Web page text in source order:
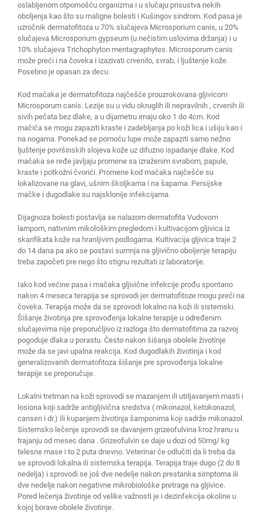
oslabljenom otpornošću organizma i u slučaju prisustva nekih
oboljenja kao što su maligne bolesti i Kušingov sindrom. Kod pasa je
uzročnik dermatofitoza u 70% slučajeva Microsporium canis, u 20%
slučajeva Microsporium gypseum (u nečistim uslovima držanja) i u
10% slučajeva Trichophyton mentagraphytes. Microsporum canis
može preći i na čoveka i izazivati crvenilo, svrab, i ljuštenje kože.
Posebno je opasan za decu.
Kod mačaka je dermatofitoza najčešće prouzrokovana gljivicom
Microsporum canis. Lezije su u vidu okruglih ili nepravilnih , crvenih ili
sivih pečata bez dlake, a u dijametru imaju oko 1 do 4cm. Kod
mačića se mogu zapaziti kraste i zadebljanja po koži lica i ušiju kao i
na nogama. Ponekad se pomoću lupe može zapaziti samo nežno
ljuštenje površinskih slojeva kože uz difuzno ispadanje dlake. Kod
mačaka se ređe javljaju promene sa izraženim svrabom, papule,
kraste i potkožni čvorići. Promene kod mačaka najčešće su
lokalizovane na glavi, ušnim školjkama i na šapama. Persijske
mačke i dugodlake su najsklonije infekcijama.
Dijagnoza bolesti postavlja se nalazom dermatofita Vudovom
lampom, nativnim mikološkim pregledom i kultivacijom gljivica iz
skarifikata kože na hranljivim podlogama. Kultivacija gljivica traje 2
do 14 dana pa ako se postavi sumnja na gljivično oboljenje terapiju
treba započeti pre nego što stignu rezultati iz laboratorije.
Iako kod većine pasa i mačaka gljivične infekcije prođu spontano
nakon 4 meseca terapija se sprovodi jer dermatofitoze mogu preći na
čoveka. Terapija može da se sprovodi lokalno na koži ili sistemski.
Šišanje životinja pre sprovođenja lokalne terapije u određenim
slučajevima nije preporučljivo iz razloga što dermatofitima za razvoj
pogoduje dlaka u porastu. Često nakon šišanja obolele životinje
može da se javi upalna reakcija. Kod dugodlakih životinja i kod
generalizovanih dermatofitoza šišanje pre sprovođenja lokalne
terapije se preporučuje.
Lokalni tretman na koži sprovodi se mazanjem ili utrljavanjem masti i
losiona koji sadrže antigljivična sredstva ( mikonazol, ketokonazol,
cansen i dr.) ili kupanjem životinja šamponima koji sadrže mikonazol.
Sistemsko lečenje sprovodi se davanjem grizeofulvina kroz hranu u
trajanju od mesec dana . Grizeofulvin se daje u dozi od 50mg/ kg
telesne mase i to 2 puta dnevno. Veterinar će odlučiti da li treba da
se sprovodi lokalna ili sistemska terapija. Terapija traje dugo (2 do 8
nedelja) i sprovodi se još dve nedelje nakon prestanka simptoma ili
dve nedelje nakon negativne mikrobiološke pretrage na gljivice.
Pored lečenja životinje od velike važnosti je i dezinfekcija okoline u
kojoj borave obolele životinje.